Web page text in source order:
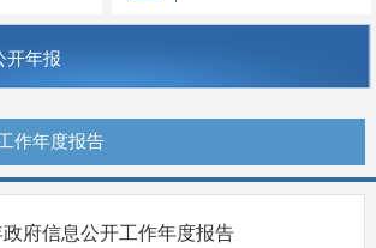
开年报
作年度报告
府信息公开工作年度报告